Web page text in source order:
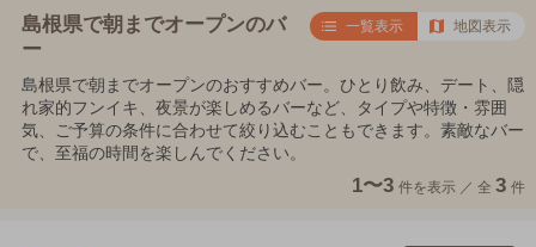
島根県で朝までオープンのバ
ー
一覧表示 地図表示
島根県で朝までオープンのおすすめバー。ひとり飲み、デート、隠
れ家的フンイキ、夜景が楽しめるバーなど、タイプや特徴・雰囲
気、ご予算の条件に合わせて絞り込むこともできます。素敵なバー
で、至福の時間を楽しんでください。
1〜3 件を表示 ／ 全 3 件